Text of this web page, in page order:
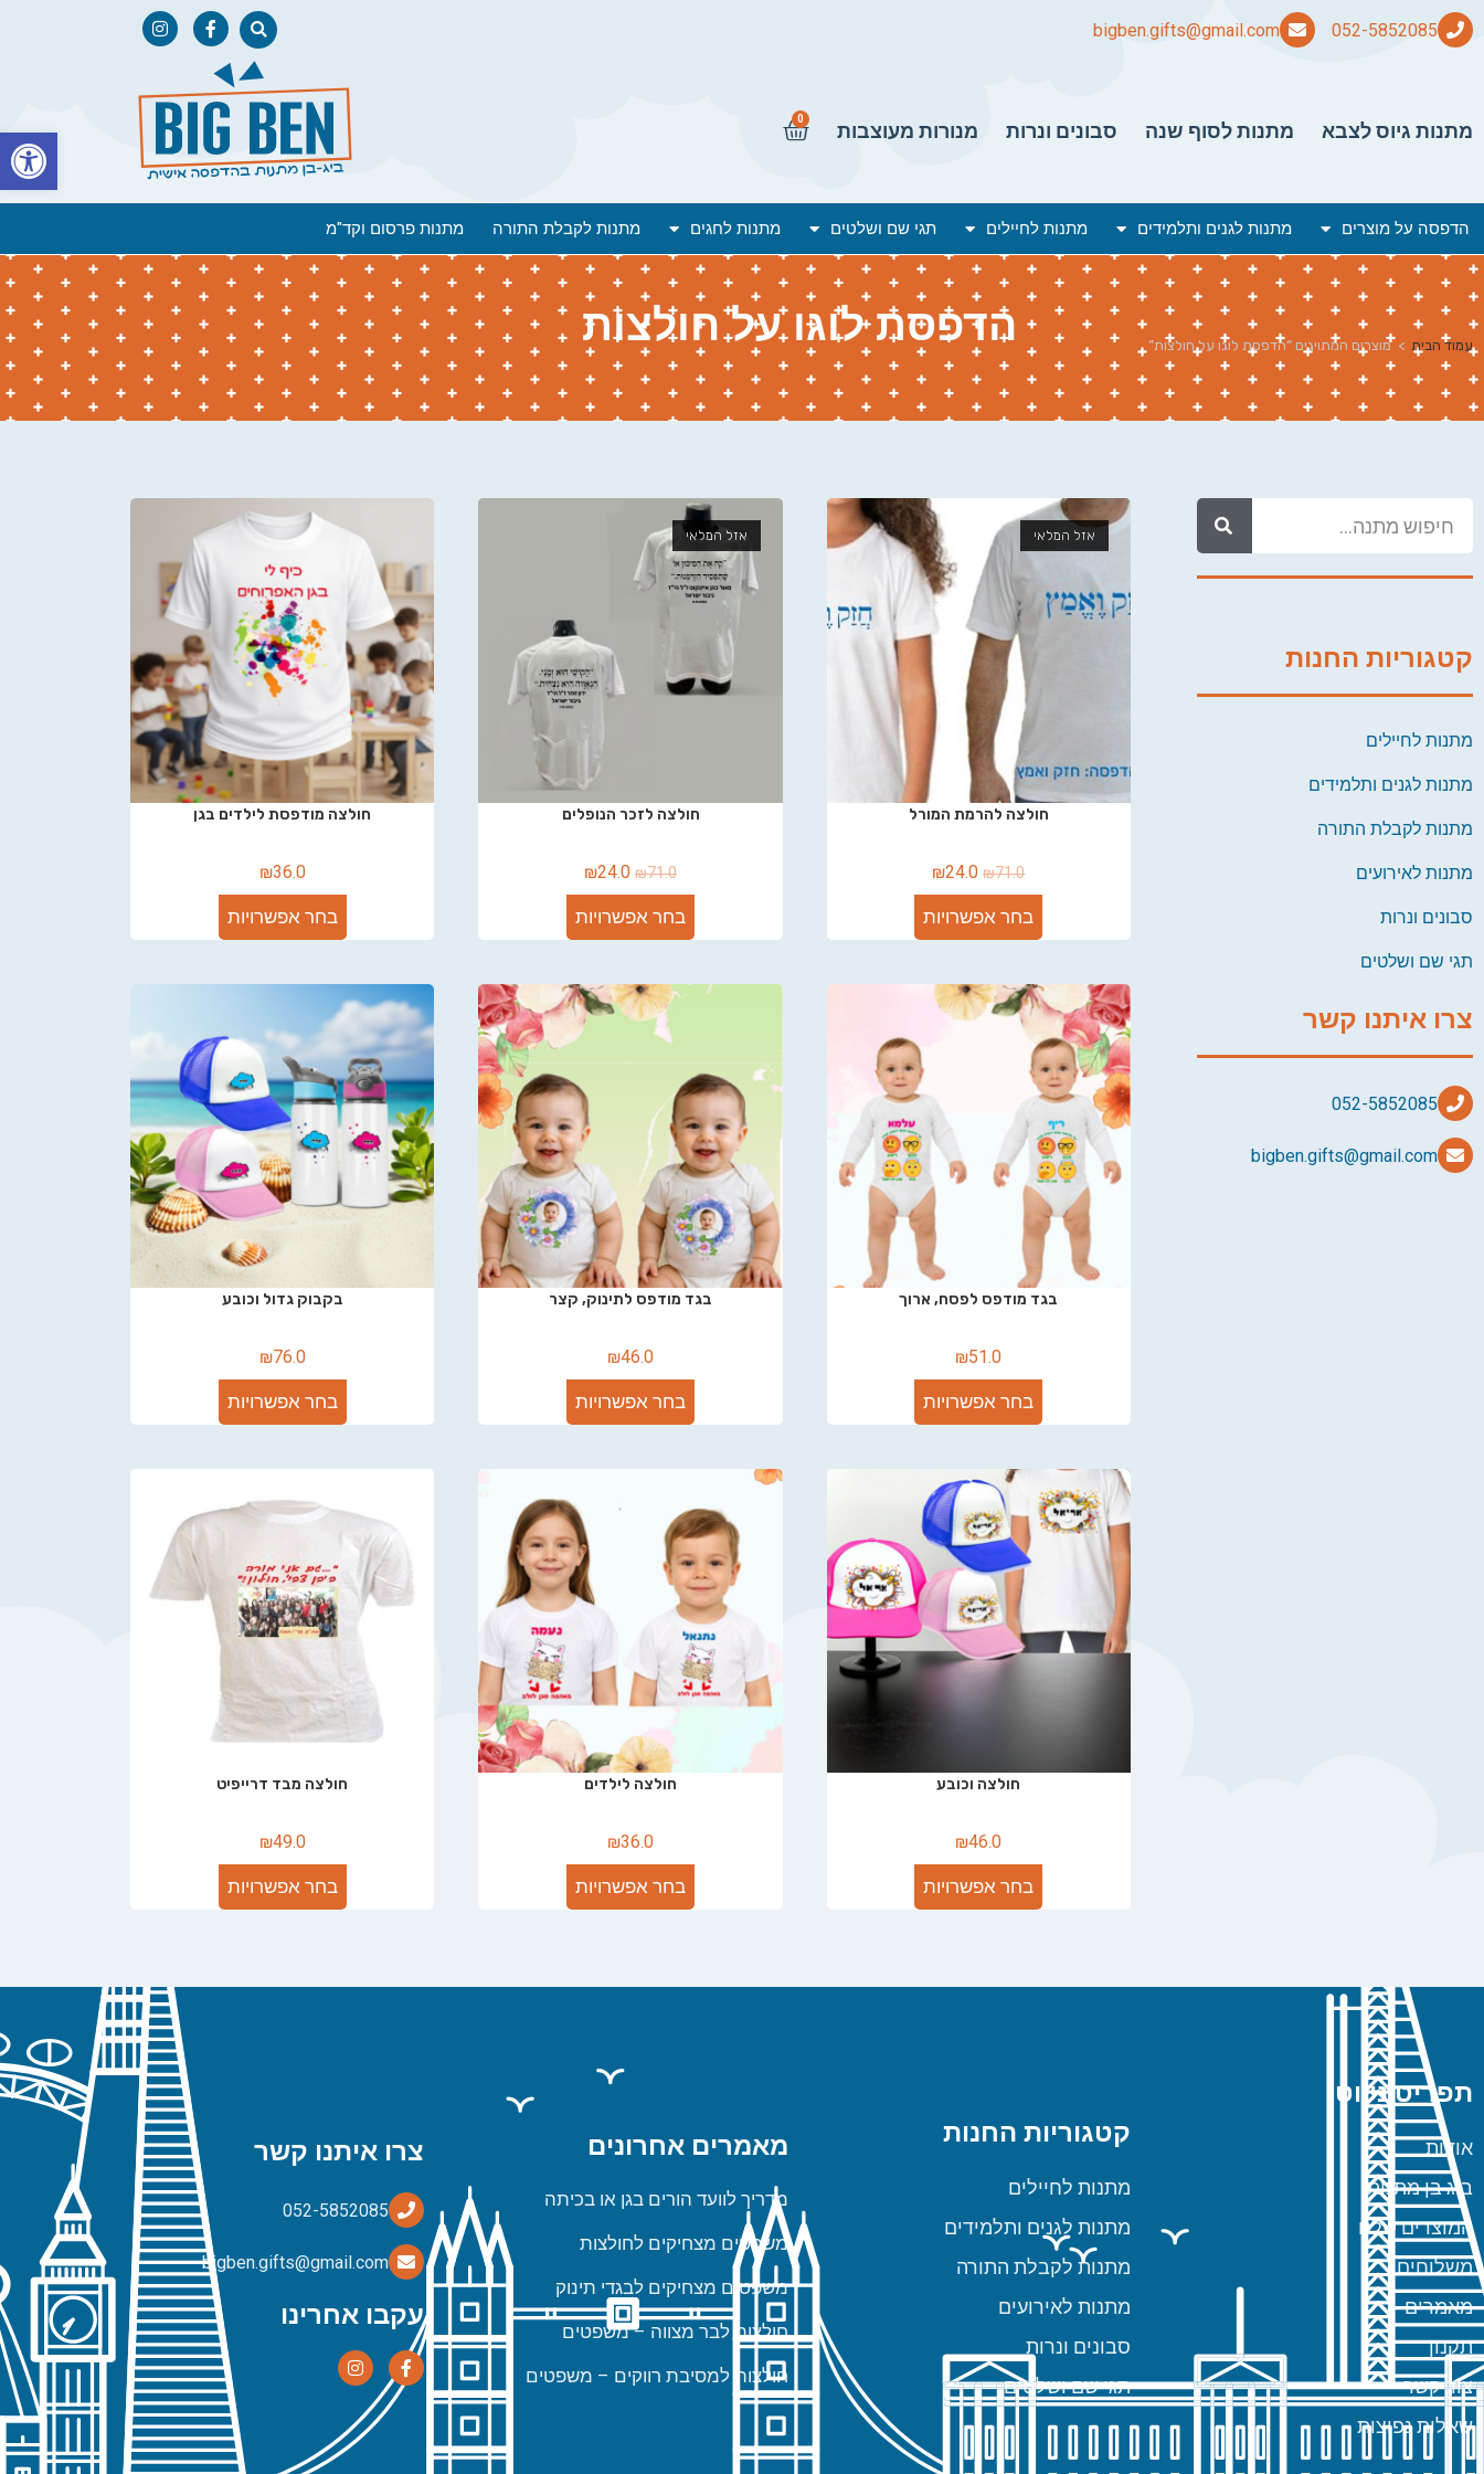
bigben.gifts@gmail.com
מתנות גיוס לצבא מתנות לסוף שנה סבונים ונרות מנורות מעוצבות
0
הדפסה על מוצרים מתנות לגנים ותלמידים מתנות לחיילים תגי שם ושלטים מתנות לחגים מתנות לקבלת התורה מתנות פרסום וקד"מ
הדפסת לוגו על חולצות עמוד הבית > מוצרים המתויגים “הדפסת לוגו על חולצות”
קטגוריות החנות
מתנות לחיילים
מתנות לגנים ותלמידים
מתנות לקבלת התורה
מתנות לאירועים
סבונים ונרות
תגי שם ושלטים
צרו איתנו קשר
bigben.gifts@gmail.com
אזל המלאי
חולצה להרמת המורל
₪71.0
₪24.0
בחר אפשרויות
אזל המלאי
חולצה לזכר הנופלים
₪71.0
₪24.0
בחר אפשרויות
חולצה מודפסת לילדים בגן
₪36.0
בחר אפשרויות
בגד מודפס לפסח, ארוך
₪51.0
בחר אפשרויות
בגד מודפס לתינוק, קצר
₪46.0
בחר אפשרויות
בקבוק גדול וכובע
₪76.0
בחר אפשרויות
חולצה וכובע
₪46.0
בחר אפשרויות
חולצה לילדים
₪36.0
בחר אפשרויות
חולצה מבד דרייפיט
₪49.0
בחר אפשרויות
תפריט ניווט
אודות
ביג בן מתנות
המוצרים שלנו
משלוחים
מאמרים
תקנון
צור קשר
שאלות נפוצות
קטגוריות החנות
מתנות לחיילים
מתנות לגנים ותלמידים
מתנות לקבלת התורה
מתנות לאירועים
סבונים ונרות
תגי שם ושלטים
מאמרים אחרונים
מדריך לוועד הורים בגן או בכיתה
משפטים מצחיקים לחולצות
משפטים מצחיקים לבגדי תינוק
חולצות לבר מצווה – משפטים
חולצות למסיבת רווקים – משפטים
צרו איתנו קשר
bigben.gifts@gmail.com
עקבו אחרינו